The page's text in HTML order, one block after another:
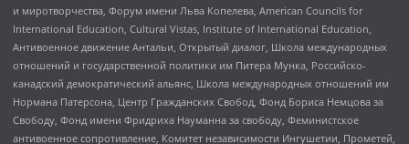
и миротворчества, Форум имени Льва Копелева, American Councils for
International Education, Cultural Vistas, Institute of International Education,
Антивоенное движение Антальи, Открытый диалог, Школа международных
отношений и государственной политики им Питера Мунка, Российско-
канадский демократический альянс, Школа международных отношений им
Нормана Патерсона, Центр Гражданских Свобод, Фонд Бориса Немцова за
Свободу, Фонд имени Фридриха Науманна за свободу, Феминистское
антивоенное сопротивление, Комитет независимости Ингушетии, Прометей,